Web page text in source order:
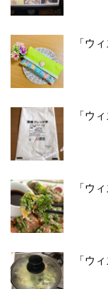
「ウ
「ウ
「ウ
「ウ